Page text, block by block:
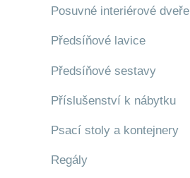
Posuvné interiérové dveře
Předsíňové lavice
Předsíňové sestavy
Příslušenství k nábytku
Psací stoly a kontejnery
Regály